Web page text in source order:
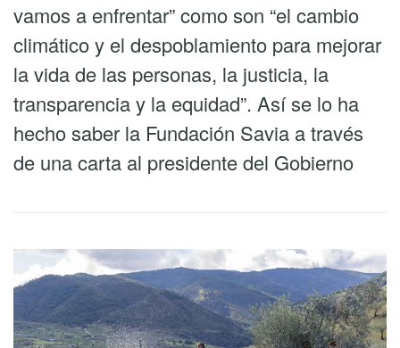
vamos a enfrentar” como son “el cambio
climático y el despoblamiento para mejorar
la vida de las personas, la justicia, la
transparencia y la equidad”. Así se lo ha
hecho saber la Fundación Savia a través
de una carta al presidente del Gobierno